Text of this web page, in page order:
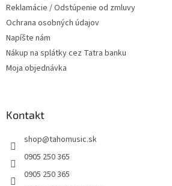
Reklamácie / Odstúpenie od zmluvy
Ochrana osobných údajov
Napíšte nám
Nákup na splátky cez Tatra banku
Moja objednávka
Kontakt
shop@tahomusic.sk
0905 250 365
0905 250 365